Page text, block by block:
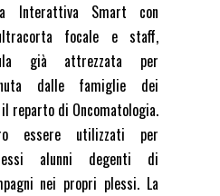
Interattiva Smart con
focale e staff,
già attrezzata per
dalle famiglie dei
reparto di Oncomatologia.
essere utilizzati per
alunni degenti di
nei propri plessi. La